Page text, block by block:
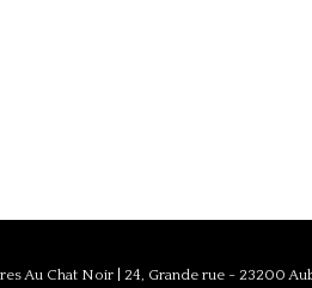
Au Chat Noir 24, Grande rue - 23200